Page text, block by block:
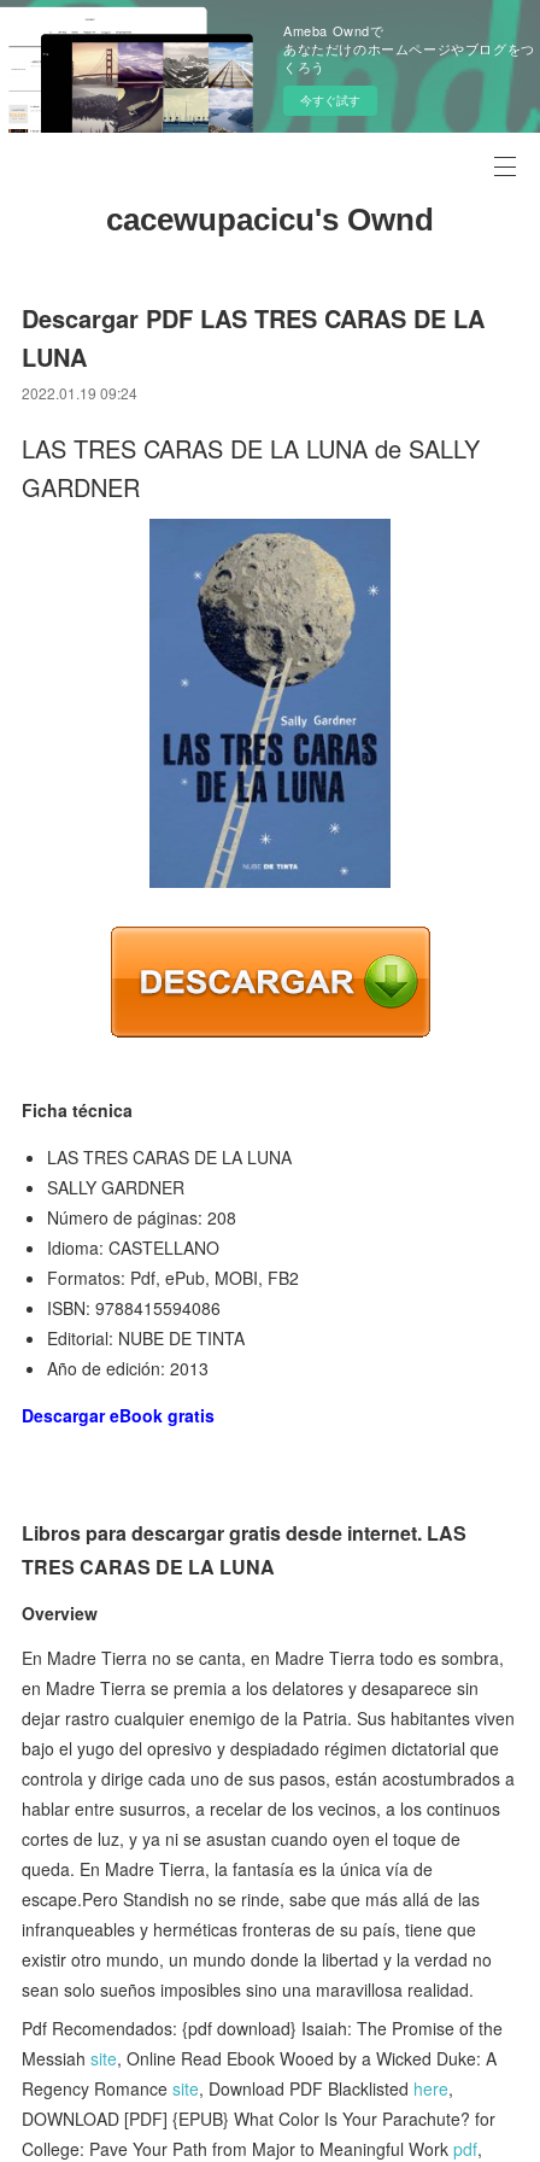
Ameba Owndで
あなただけのホームページやブログをつ
くろう
今すぐ試す
cacewupacicu's Ownd
Descargar PDF LAS TRES CARAS DE LA
LUNA
2022.01.19 09:24
LAS TRES CARAS DE LA LUNA de SALLY
GARDNER
Ficha técnica
LAS TRES CARAS DE LA LUNA
SALLY GARDNER
Número de páginas: 208
Idioma: CASTELLANO
Formatos: Pdf, ePub, MOBI, FB2
ISBN: 9788415594086
Editorial: NUBE DE TINTA
Año de edición: 2013
Descargar eBook gratis
Libros para descargar gratis desde internet. LAS
TRES CARAS DE LA LUNA
Overview
En Madre Tierra no se canta, en Madre Tierra todo es sombra,
en Madre Tierra se premia a los delatores y desaparece sin
dejar rastro cualquier enemigo de la Patria. Sus habitantes viven
bajo el yugo del opresivo y despiadado régimen dictatorial que
controla y dirige cada uno de sus pasos, están acostumbrados a
hablar entre susurros, a recelar de los vecinos, a los continuos
cortes de luz, y ya ni se asustan cuando oyen el toque de
queda. En Madre Tierra, la fantasía es la única vía de
escape.Pero Standish no se rinde, sabe que más allá de las
infranqueables y herméticas fronteras de su país, tiene que
existir otro mundo, un mundo donde la libertad y la verdad no
sean solo sueños imposibles sino una maravillosa realidad.
Pdf Recomendados: {pdf download} Isaiah: The Promise of the
Messiahsite, Online Read Ebook Wooed by a Wicked Duke: A
Regency Romancesite, Download PDF Blacklisted here,
DOWNLOAD [PDF] {EPUB} What Color Is Your Parachute? for
College: Pave Your Path from Major to Meaningful Workpdf,